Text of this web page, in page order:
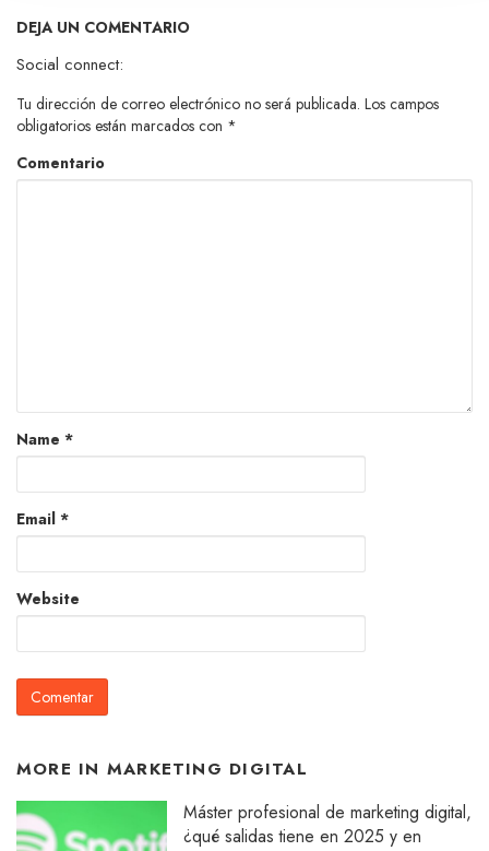
DEJA UN COMENTARIO
Social connect:
Tu dirección de correo electrónico no será publicada. Los campos
obligatorios están marcados con *
Comentario
Name *
Email *
Website
MORE IN MARKETING DIGITAL
Máster profesional de marketing digital,
¿qué salidas tiene en 2025 y en